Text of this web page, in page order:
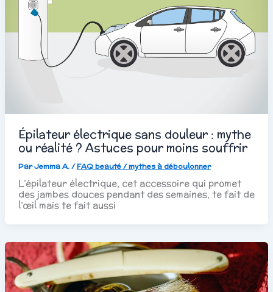
Épilateur électrique sans douleur : mythe
ou réalité ? Astuces pour moins souffrir
ParJemma A./FAQ beauté / mythes à déboulonner
L’épilateur électrique, cet accessoire qui promet
des jambes douces pendant des semaines, te fait de
l’œil mais te fait aussi